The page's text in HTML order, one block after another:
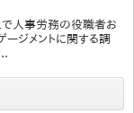
で人事労務の役職者お
ジメントに関する調